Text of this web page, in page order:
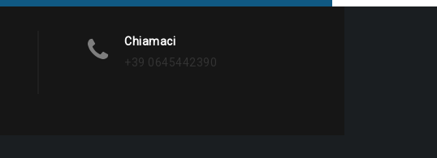
Chiamaci
+39 0645442390